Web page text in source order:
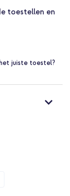
toestellen en
juiste toestel?